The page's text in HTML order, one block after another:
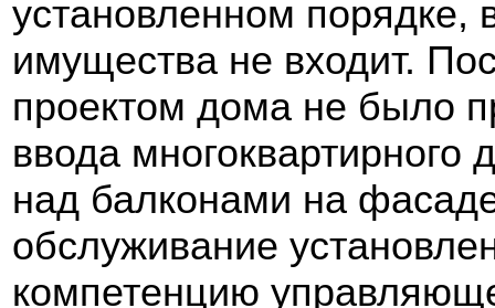
установленном порядке,
имущества не входит.
проектом дома не было
ввода многоквартирного
над балконами на
обслуживание
компетенцию